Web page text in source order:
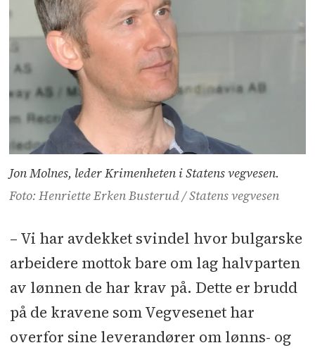
Jon Molnes, leder Krimenheten i Statens vegvesen.
Foto: Henriette Erken Busterud / Statens vegvesen
– Vi har avdekket svindel hvor bulgarske
arbeidere mottok bare om lag halvparten
av lønnen de har krav på. Dette er brudd
på de kravene som Vegvesenet har
overfor sine leverandører om lønns- og